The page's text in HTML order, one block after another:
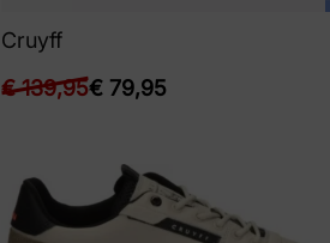
Cruyff
€139,95€ 79,95